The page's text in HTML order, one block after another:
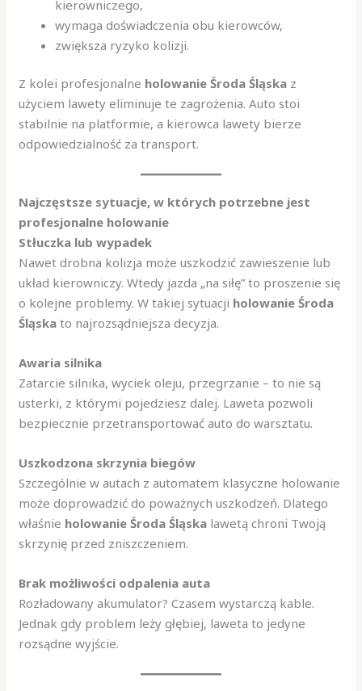
kierowniczego,
wymaga doświadczenia obu kierowców,
zwiększa ryzyko kolizji.
Z kolei profesjonalne holowanie Środa Śląska z
użyciem lawety eliminuje te zagrożenia. Auto stoi
stabilnie na platformie, a kierowca lawety bierze
odpowiedzialność za transport.
Najczęstsze sytuacje, w których potrzebne jest
profesjonalne holowanie
Stłuczka lub wypadek
Nawet drobna kolizja może uszkodzić zawieszenie lub
układ kierowniczy. Wtedy jazda „na siłę” to proszenie się
o kolejne problemy. W takiej sytuacji holowanie Środa
Śląska to najrozsądniejsza decyzja.
Awaria silnika
Zatarcie silnika, wyciek oleju, przegrzanie – to nie są
usterki, z którymi pojedziesz dalej. Laweta pozwoli
bezpiecznie przetransportować auto do warsztatu.
Uszkodzona skrzynia biegów
Szczególnie w autach z automatem klasyczne holowanie
może doprowadzić do poważnych uszkodzeń. Dlatego
właśnie holowanie Środa Śląska lawetą chroni Twoją
skrzynię przed zniszczeniem.
Brak możliwości odpalenia auta
Rozładowany akumulator? Czasem wystarczą kable.
Jednak gdy problem leży głębiej, laweta to jedyne
rozsądne wyjście.